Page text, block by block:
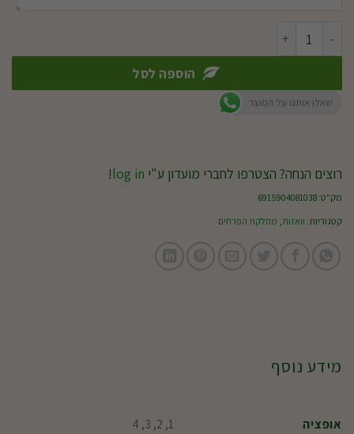
כמות של וואזה בובו
הוספה לסל
שאלו אותנו על המוצר
רוצים הנחה? הצטרפו לחברי מועדון ע"י log in
!
מק"ט:6915904081038
קטגוריות: וואזות, מחלקת הפרחים
מידע נוסף
אופציה 1, 2, 3, 4